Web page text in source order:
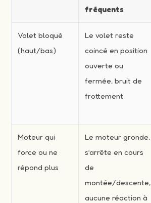
fréquents
Volet bloqué
(haut/bas)
Le volet reste
coincé en position
ouverte ou
fermée, bruit de
frottement
Moteur qui
force ou ne
répond plus
Le moteur gronde,
s’arrête en cours
de
montée/descente,
aucune réaction à